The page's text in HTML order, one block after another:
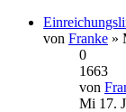
von Franke »
0
1663
von
Mi 17.